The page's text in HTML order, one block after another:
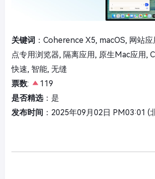
关键词 ：Coherence X5, macOS, 网站
点专用浏览器, 隔离应用, 原生Mac应用,
快速, 智能, 无缝
票数:
119
是否精选：是
发布时间 ：2025年09月02日 PM03:01 (